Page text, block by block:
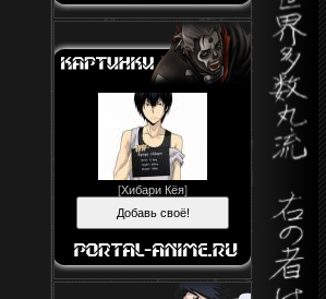
[Хибари Кёя]